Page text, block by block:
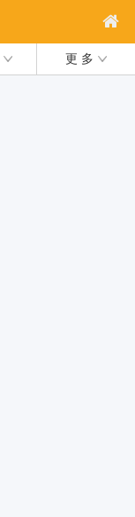
更 多